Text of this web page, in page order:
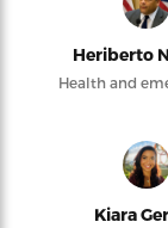
Heriberto
Health and
Kiara